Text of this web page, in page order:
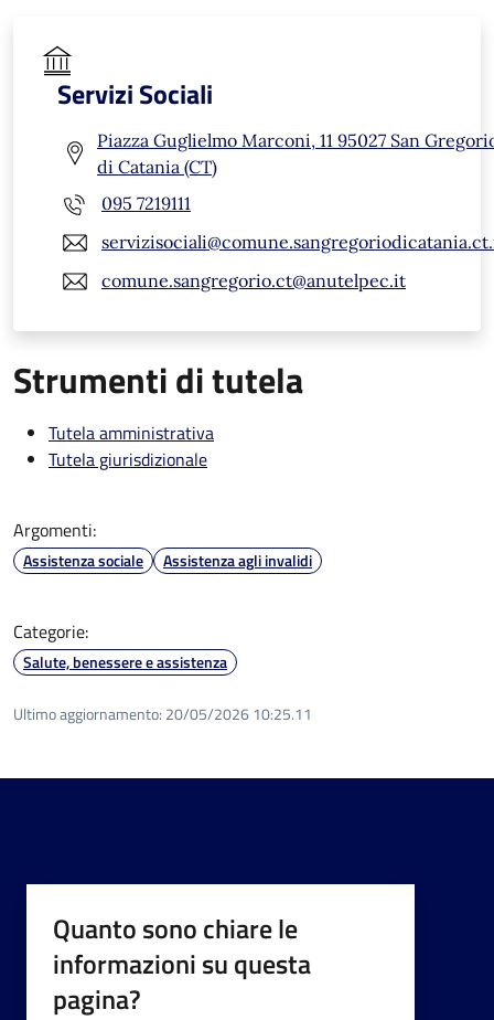
Servizi Sociali
Piazza Guglielmo Marconi, 11 95027 San
di Catania (CT)
095 7219111
comune.sangregorio.ct@anutelpec.it
Strumenti di tutela
Tutela amministrativa
Tutela giurisdizionale
Argomenti:
Assistenza sociale Assistenza agli invalidi
Categorie:
Salute, benessere e assistenza
Ultimo aggiornamento: 20/05/2026 10:25.11
Quanto sono chiare le
informazioni su questa
pagina?